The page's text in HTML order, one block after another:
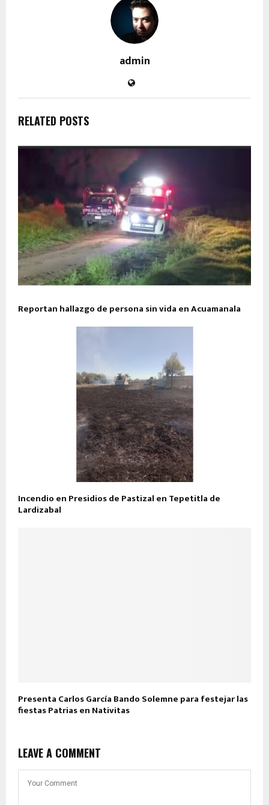
admin
RELATED POSTS
Reportan hallazgo de persona sin vida en Acuamanala
Incendio en Presidios de Pastizal en Tepetitla de
Lardizabal
Presenta Carlos García Bando Solemne para festejar las
fiestas Patrias en Nativitas
LEAVE A COMMENT